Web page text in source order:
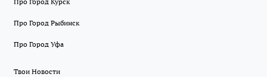
Про Город Рыбинск
Про Город Уфа
Твои Новости